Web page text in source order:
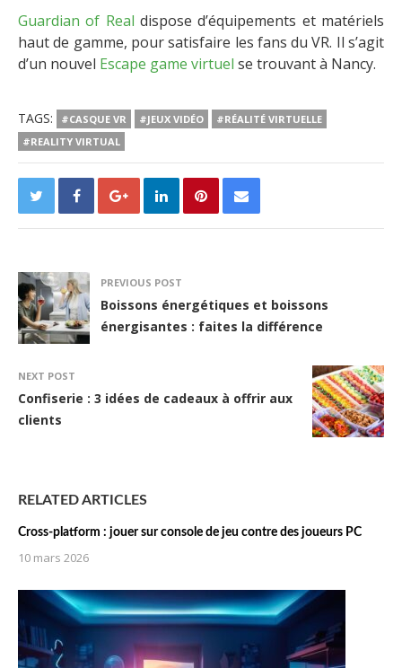
Guardian of Real dispose d’équipements et matériels
haut de gamme, pour satisfaire les fans du VR. Il s’agit
d’un nouvel Escape game virtuel se trouvant à Nancy.
TAGS: #CASQUE VR #JEUX VIDÉO
#RÉALITÉ VIRTUELLE
#REALITY VIRTUAL
PREVIOUS POST
Boissons énergétiques et boissons
énergisantes : faites la différence
NEXT POST
Confiserie : 3 idées de cadeaux à offrir aux
clients
RELATED ARTICLES
Cross-platform : jouer sur console de jeu contre des joueurs PC
10 mars 2026